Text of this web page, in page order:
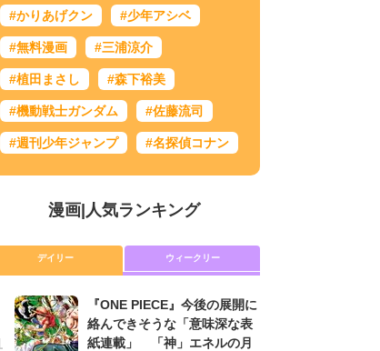
#かりあげクン #少年アシベ
#無料漫画 #三浦涼介
#植田まさし #森下裕美
#機動戦士ガンダム #佐藤流司
#週刊少年ジャンプ #名探偵コナン
漫画| 人気ランキング
デイリー ウィークリー
『ONE PIECE』今後の展開に
絡んできそうな「意味深な表
紙連載」 「神」エネルの月